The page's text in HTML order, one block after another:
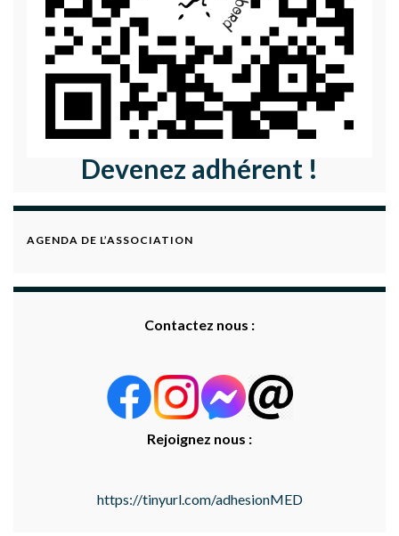
Devenez adhérent !
AGENDA DE L’ASSOCIATION
Contactez nous :
Rejoignez nous :
https://tinyurl.com/adhesionMED